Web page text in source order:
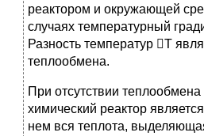
реактором и окружающей
случаях температурный
Разность температур Т
теплообмена.
При отсутствии
химический реактор является
нем вся теплота,